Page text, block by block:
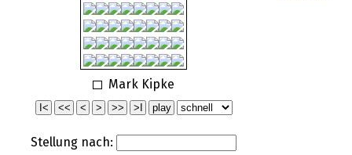
Mark Kipke
Stellung nach: